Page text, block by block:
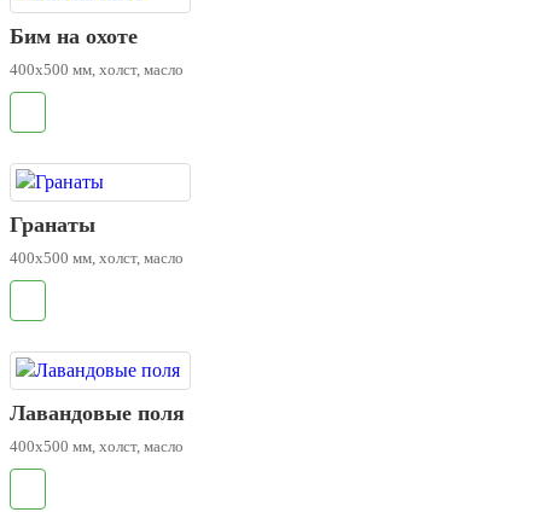
Бим на охоте
400х500 мм, холст, масло
Гранаты
400х500 мм, холст, масло
Лавандовые поля
400х500 мм, холст, масло